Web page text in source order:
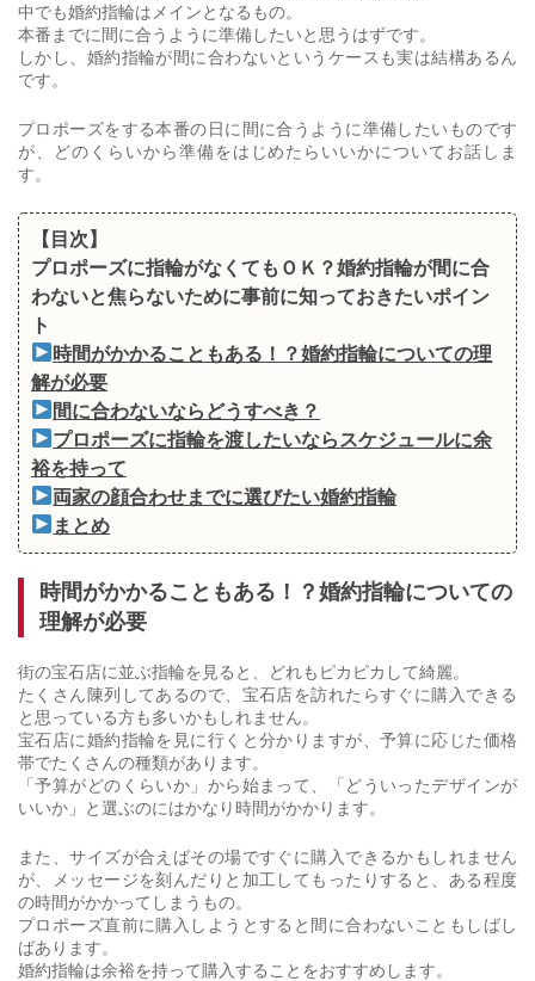
中でも婚約指輪はメインとなるもの。
本番までに間に合うように準備したいと思うはずです。
しかし、婚約指輪が間に合わないというケースも実は結構あるん
です。
プロポーズをする本番の日に間に合うように準備したいものです
が、どのくらいから準備をはじめたらいいかについてお話しま
す。
【目次】
プロポーズに指輪がなくてもＯＫ？婚約指輪が間に合
わないと焦らないために事前に知っておきたいポイン
ト
時間がかかることもある！？婚約指輪についての理
解が必要
間に合わないならどうすべき？
プロポーズに指輪を渡したいならスケジュールに余
裕を持って
両家の顔合わせまでに選びたい婚約指輪
まとめ
時間がかかることもある！？婚約指輪についての
理解が必要
街の宝石店に並ぶ指輪を見ると、どれもピカピカして綺麗。
たくさん陳列してあるので、宝石店を訪れたらすぐに購入できる
と思っている方も多いかもしれません。
宝石店に婚約指輪を見に行くと分かりますが、予算に応じた価格
帯でたくさんの種類があります。
「予算がどのくらいか」から始まって、「どういったデザインが
いいか」と選ぶのにはかなり時間がかかります。
また、サイズが合えばその場ですぐに購入できるかもしれません
が、メッセージを刻んだりと加工してもったりすると、ある程度
の時間がかかってしまうもの。
プロポーズ直前に購入しようとすると間に合わないこともしばし
ばあります。
婚約指輪は余裕を持って購入することをおすすめします。